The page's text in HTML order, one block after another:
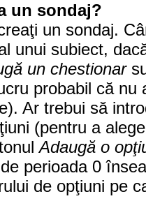
un sondaj?
un sondaj.
unui subiect,
un chestionar
probabil că nu
Ar trebui să
(pentru a
Adaugă o
perioada 0
de opţiuni pe